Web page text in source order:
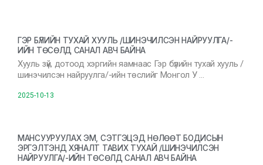
ГЭР БҮЛИЙН ТУХАЙ ХУУЛЬ /ШИНЭЧИЛСЭН НАЙРУУЛГА/-
ИЙН ТӨСӨЛД САНАЛ АВЧ БАЙНА
Хууль зүй, дотоод хэргийн яамнаас Гэр бүлийн тухай хууль /
шинэчилсэн найруулга/-ийн төслийг Монгол У …
2025-10-13
МАНСУУРУУЛАХ ЭМ, СЭТГЭЦЭД НӨЛӨӨТ БОДИСЫН
ЭРГЭЛТЭНД ХЯНАЛТ ТАВИХ ТУХАЙ /ШИНЭЧИЛСЭН
НАЙРУУЛГА/-ИЙН ТӨСӨЛД САНАЛ АВЧ БАЙНА